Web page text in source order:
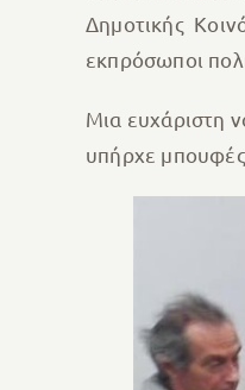
Δημοτικής
εκπρόσωποι
Μια ευχάριστη
υπήρχε